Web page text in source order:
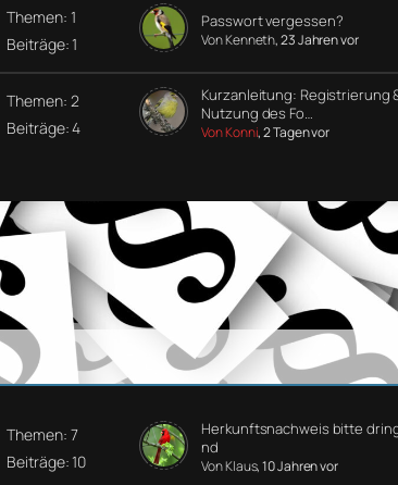
Themen: 1
Beiträge: 1
Passwort vergessen?
Von Kenneth, 23 Jahren vor
Themen: 2
Beiträge: 4
Kurzanleitung: Registrierung
Nutzung des Fo…
Von Konni, 2 Tagen vor
Themen: 7
Beiträge: 10
Herkunftsnachweis bitte
nd
Von Klaus, 10 Jahren vor